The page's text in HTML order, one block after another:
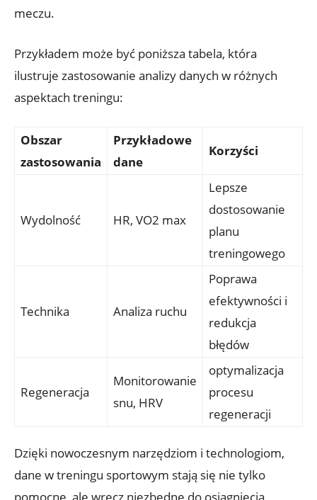
meczu.
Przykładem może być poniższa tabela, która
ilustruje zastosowanie analizy danych w różnych
aspektach treningu:
Obszar
zastosowania
Przykładowe
dane
Korzyści
Wydolność HR, VO2 max
Lepsze
dostosowanie
planu
treningowego
Technika Analiza ruchu
Poprawa
efektywności i
redukcja
błędów
Regeneracja
Monitorowanie
snu, HRV
optymalizacja
procesu
regeneracji
Dzięki nowoczesnym narzędziom i technologiom,
dane w treningu sportowym stają się nie tylko